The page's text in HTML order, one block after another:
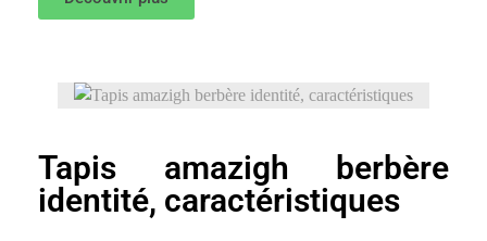
Tapis amazigh berbère
identité, caractéristiques